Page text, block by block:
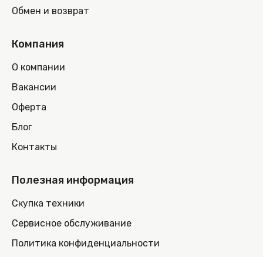
Обмен и возврат
Компания
О компании
Вакансии
Оферта
Блог
Контакты
Полезная информация
Скупка техники
Сервисное обслуживание
Политика конфиденциальности